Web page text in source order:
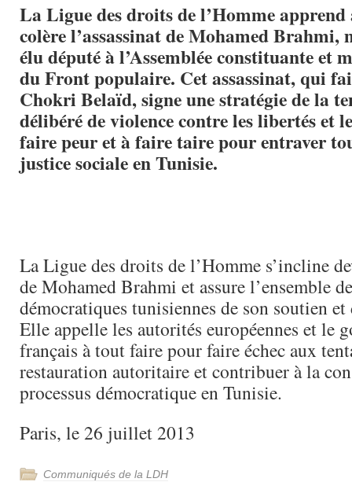
La Ligue des droits de l’Homme apprend
colère l’assassinat de Mohamed
élu député à l’Assemblée constituante et
du Front populaire. Cet assassinat, qui
Chokri Belaïd, signe une stratégie de la
délibéré de violence contre les libertés et
faire peur et à faire taire pour entraver
justice sociale en Tunisie.
La Ligue des droits de l’Homme s’incline
de Mohamed Brahmi et assure l’ensemble
démocratiques tunisiennes de son soutien
Elle appelle les autorités européennes et le
français à tout faire pour faire échec aux
restauration autoritaire et contribuer à la
processus démocratique en Tunisie.
Paris, le 26 juillet 2013
Communiqués de la LDH